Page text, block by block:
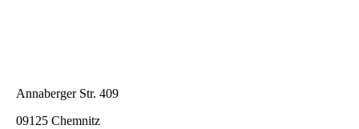
Annaberger Str. 409
09125 Chemnitz